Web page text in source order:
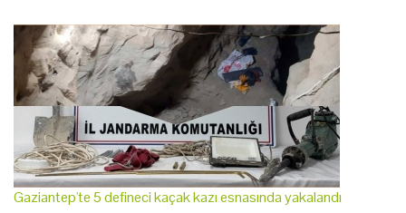
Gaziantep'te 5 defineci kaçak kazı esnasında yakalandı